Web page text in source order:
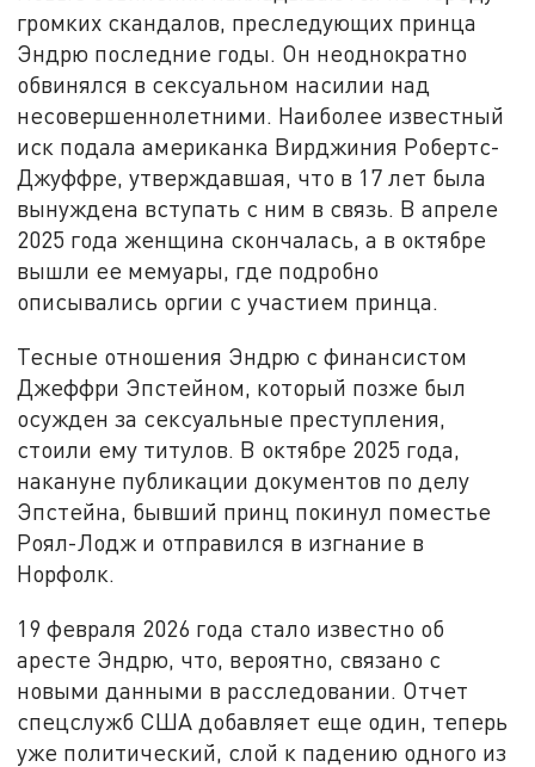
громких скандалов, преследующих принца
Эндрю последние годы. Он неоднократно
обвинялся в сексуальном насилии над
несовершеннолетними. Наиболее известный
иск подала американка Вирджиния Робертс-
Джуффре, утверждавшая, что в 17 лет была
вынуждена вступать с ним в связь. В апреле
2025 года женщина скончалась, а в октябре
вышли ее мемуары, где подробно
описывались оргии с участием принца.
Тесные отношения Эндрю с финансистом
Джеффри Эпстейном, который позже был
осужден за сексуальные преступления,
стоили ему титулов. В октябре 2025 года,
накануне публикации документов по делу
Эпстейна, бывший принц покинул поместье
Роял-Лодж и отправился в изгнание в
Норфолк.
19 февраля 2026 года стало известно об
аресте Эндрю, что, вероятно, связано с
новыми данными в расследовании. Отчет
спецслужб США добавляет еще один, теперь
уже политический, слой к падению одного из